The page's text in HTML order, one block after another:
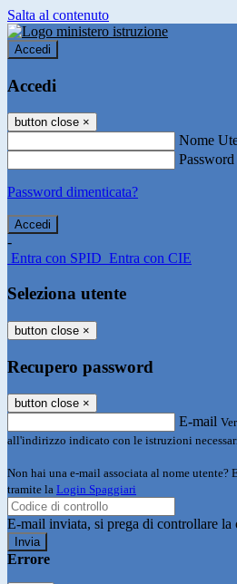
Salta al contenuto
Accedi
Accedi
button close ×
Nome
Password
Password dimenticata?
-
Entra con SPID Entra con CIE
Seleziona utente
button close ×
Recupero password
button close ×
E-mail
all'indirizzo indicato con le istruzioni
Non hai una e-mail associata al nome utente?
tramite la Login Spaggiari
E-mail inviata, si prega di controllare la
Errore